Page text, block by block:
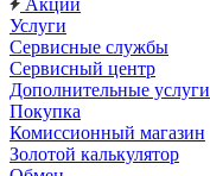
Акции
Услуги
Сервисные службы
Сервисный центр
Дополнительные услуги
Покупка
Комиссионный магазин
Золотой калькулятор